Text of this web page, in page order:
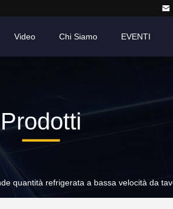
Video Chi Siamo EVENTI
Prodotti
quantità refrigerata a bassa velocità da